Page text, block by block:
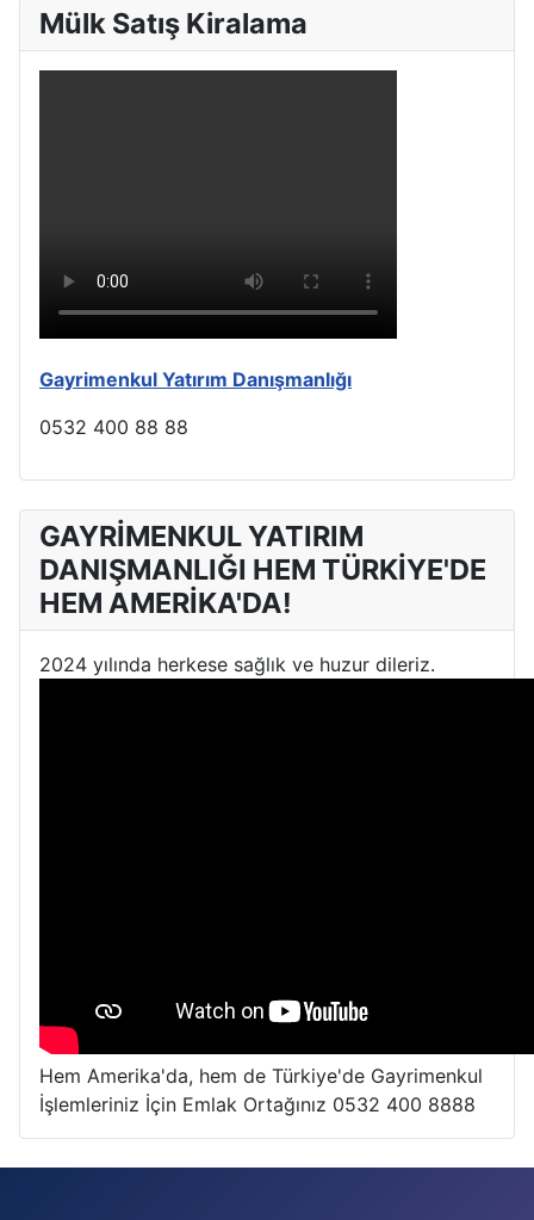
Mülk Satış Kiralama
Gayrimenkul Yatırım Danışmanlığı
0532 400 88 88
GAYRİMENKUL YATIRIM
DANIŞMANLIĞI HEM TÜRKİYE'DE
HEM AMERİKA'DA!
2024 yılında herkese sağlık ve huzur dileriz.
Hem Amerika'da, hem de Türkiye'de Gayrimenkul
İşlemleriniz İçin Emlak Ortağınız 0532 400 8888